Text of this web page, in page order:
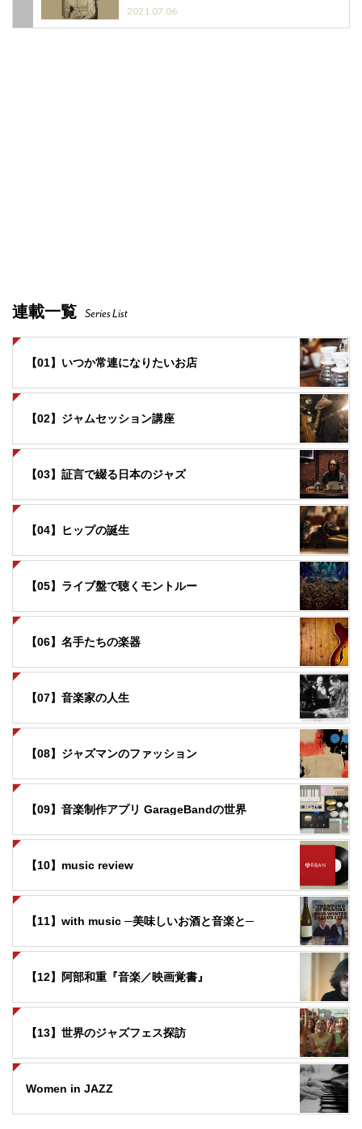
2021.07.06
連載一覧 Series List
【01】いつか常連になりたいお店
【02】ジャムセッション講座
【03】証言で綴る日本のジャズ
【04】ヒップの誕生
【05】ライブ盤で聴くモントルー
【06】名手たちの楽器
【07】音楽家の人生
【08】ジャズマンのファッション
【09】音楽制作アプリ GarageBandの世界
【10】music review
【11】with music ─美味しいお酒と音楽と─
【12】阿部和重『音楽／映画覚書』
【13】世界のジャズフェス探訪
Women in JAZZ